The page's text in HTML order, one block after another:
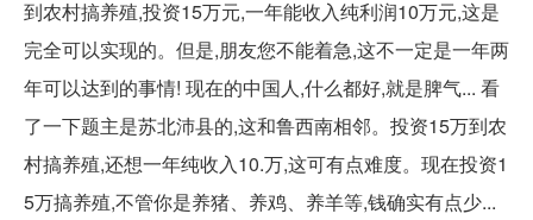
到农村搞养殖,投资15万元,一年能收入纯利润10万元,这是
完全可以实现的。但是,朋友您不能着急,这不一定是一年两
年可以达到的事情! 现在的中国人,什么都好,就是脾气... 看
了一下题主是苏北沛县的,这和鲁西南相邻。投资15万到农
村搞养殖,还想一年纯收入10.万,这可有点难度。现在投资1
5万搞养殖,不管你是养猪、养鸡、养羊等,钱确实有点少...